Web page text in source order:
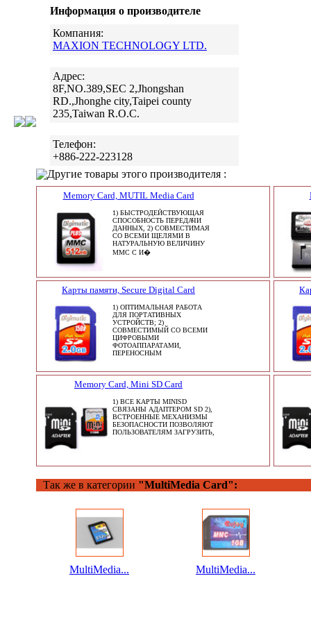
Информация о производителе
Компания:
MAXION TECHNOLOGY LTD.
Адрес:
8F,NO.389,SEC 2,Jhongshan
RD.,Jhonghe city,Taipei county
235,Taiwan R.O.C.
Телефон:
+886-222-223128
Другие товары этого производителя :
Memory Card, MUTIL Media Card
1) БЫСТРОДЕЙСТВУЮЩАЯ
СПОСОБНОСТЬ ПЕРЕДАЧИ
ДАННЫХ, 2) СОВМЕСТИМАЯ
СО ВСЕМИ ЩЕЛЯМИ В
НАТУРАЛЬНУЮ ВЕЛИЧИНУ
MMC С И�
Карты памяти, Secure Digital Card
1) ОПТИМАЛЬНАЯ РАБОТА
ДЛЯ ПОРТАТИВНЫХ
УСТРОЙСТВ; 2)
СОВМЕСТИМЫЙ СО ВСЕМИ
ЦИФРОВЫМИ
ФОТОАППАРАТАМИ,
ПЕРЕНОСНЫМ
Memory Card, Mini SD Card
1) ВСЕ КАРТЫ MINISD
СВЯЗАНЫ АДАПТЕРОМ SD 2),
ВСТРОЕННЫЕ МЕХАНИЗМЫ
БЕЗОПАСНОСТИ ПОЗВОЛЯЮТ
ПОЛЬЗОВАТЕЛЯМ ЗАГРУЗИТЬ,
Так же в категории "MultiMedia Card":
MultiMedia... MultiMedia...